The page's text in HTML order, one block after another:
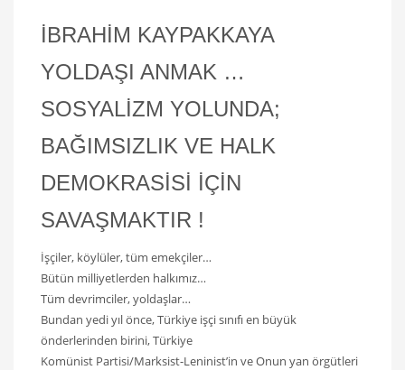
İBRAHİM KAYPAKKAYA
YOLDAŞI ANMAK …
SOSYALİZM YOLUNDA;
BAĞIMSIZLIK VE HALK
DEMOKRASİSİ İÇİN
SAVAŞMAKTIR !
İşçiler, köylüler, tüm emekçiler…
Bütün milliyetlerden halkımız…
Tüm devrimciler, yoldaşlar…
Bundan yedi yıl önce, Türkiye işçi sınıfı en büyük
önderlerinden birini, Türkiye
Komünist Partisi/Marksist-Leninist’in ve Onun yan örgütleri